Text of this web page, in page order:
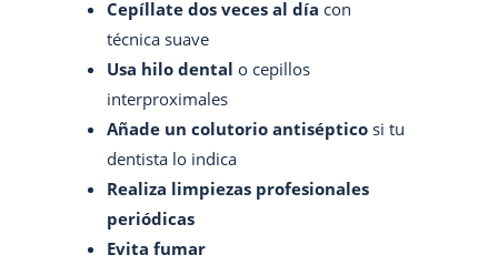
Cepíllate dos veces al día con
técnica suave
Usa hilo dental o cepillos
interproximales
Añade un colutorio antisépticosi tu
dentista lo indica
Realiza limpiezas profesionales
periódicas
Evita fumar